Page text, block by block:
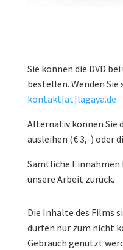
Sie können die DVD
bestellen. Wenden Sie
kontakt[at]lagaya.de
Alternativ können Sie
ausleihen (€ 3,-) oder
Sämtliche
unsere Arbeit zurück.
Die Inhalte des Films
dürfen nur zum nicht
Gebrauch genutzt